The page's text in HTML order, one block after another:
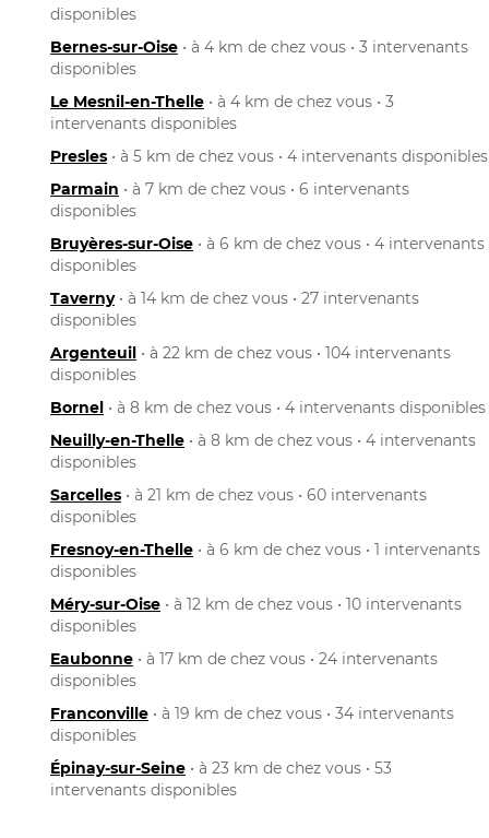
disponibles
Bernes-sur-Oise • à 4 km de chez vous • 3 intervenants
disponibles
Le Mesnil-en-Thelle • à 4 km de chez vous • 3
intervenants disponibles
Presles • à 5 km de chez vous • 4 intervenants disponibles
Parmain • à 7 km de chez vous • 6 intervenants
disponibles
Bruyères-sur-Oise • à 6 km de chez vous • 4 intervenants
disponibles
Taverny• à 14 km de chez vous • 27 intervenants
disponibles
Argenteuil • à 22 km de chez vous • 104 intervenants
disponibles
Bornel • à 8 km de chez vous • 4 intervenants disponibles
Neuilly-en-Thelle • à 8 km de chez vous • 4 intervenants
disponibles
Sarcelles • à 21 km de chez vous • 60 intervenants
disponibles
Fresnoy-en-Thelle • à 6 km de chez vous • 1 intervenants
disponibles
Méry-sur-Oise • à 12 km de chez vous • 10 intervenants
disponibles
Eaubonne • à 17 km de chez vous • 24 intervenants
disponibles
Franconville • à 19 km de chez vous • 34 intervenants
disponibles
Épinay-sur-Seine • à 23 km de chez vous • 53
intervenants disponibles